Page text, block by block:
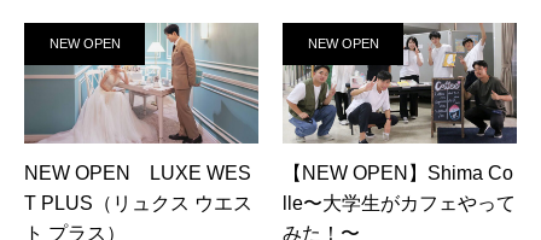
NEW OPEN
NEW OPEN LUXE WES
T PLUS（リュクス ウエス
ト プラス）
NEW OPEN
【NEW OPEN】Shima Co
lle〜大学生がカフェやって
みた！〜